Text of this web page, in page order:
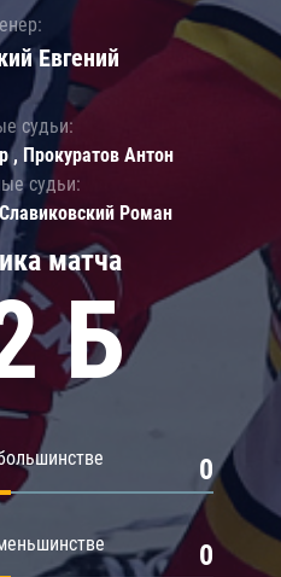
матча
Б
0
0
Евгений
судьи:
, Прокуратов Антон
судьи:
Роман